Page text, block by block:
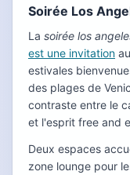
Soirée Los
La soirée los
est une invitation
estivales
des plages de
contraste entre le
et l'esprit free and
Deux espaces
zone lounge pour